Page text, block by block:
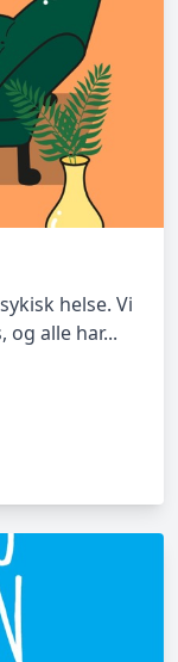
helse. Vi
og alle har...